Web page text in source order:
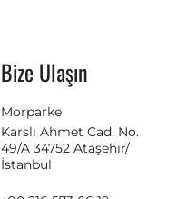
Bize Ulaşın
Morparke
Karslı Ahmet Cad. No.
49/A 34752 Ataşehir/
İstanbul